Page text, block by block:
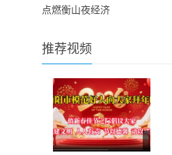
点燃衡山夜经济
推荐视频